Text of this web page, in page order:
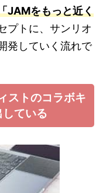
JAMをもっと近く
プトに、サンリオ
発していく流れで
ストのコラボキ
ている